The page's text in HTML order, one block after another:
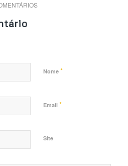
Nome *
Email *
Site